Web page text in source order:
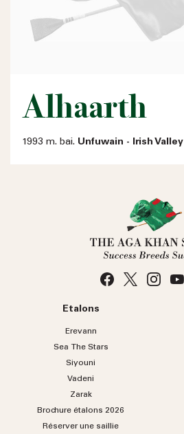
Alhaarth
1993 m. bai. Unfuwain - Irish Valley
Etalons
Erevann
Sea TheStars
Siyouni
Vadeni
Zarak
Brochure étalons 2026
Réserver une saillie